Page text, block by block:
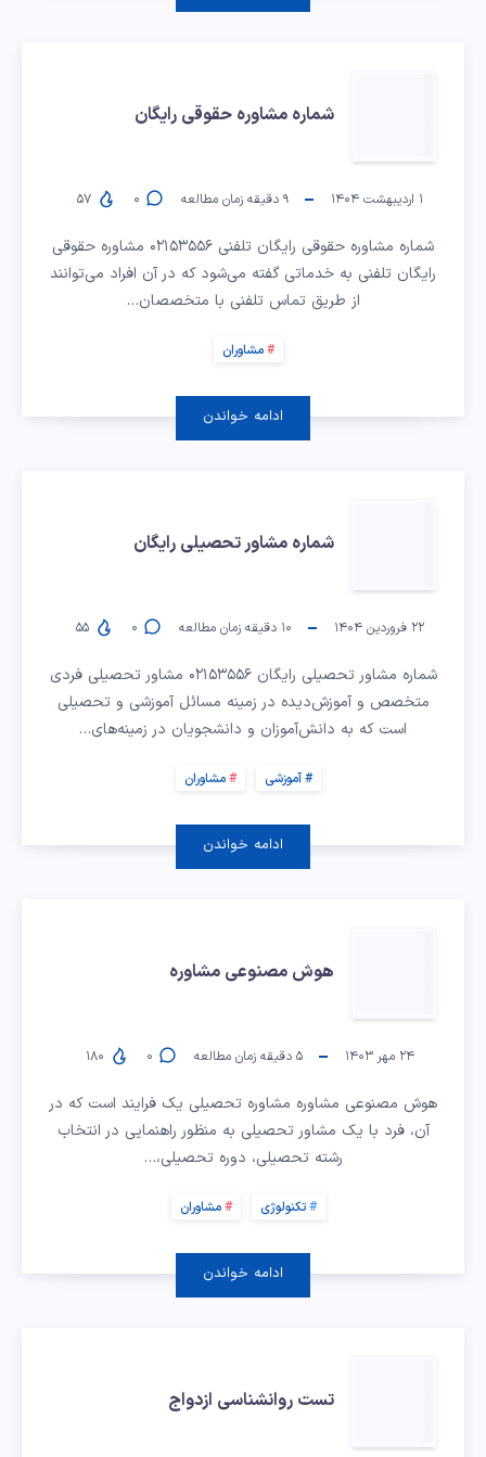
شماره
حقوقی
رایگان
شماره مشاوره حقوقی رایگان
۱ اردیبهشت ۱۴۰۴ ۹ دقیقه زمان مطالعه ۰ ۵۷
شماره مشاوره حقوقی رایگان تلفنی ۰۲۱۵۳۵۵۶ مشاوره حقوقی
رایگان تلفنی به خدماتی گفته می‌شود که در آن افراد می‌توانند
از طریق تماس تلفنی با متخصصان…
مشاوران
ادامه خواندن
شماره
تحصیلی
رایگان
شماره مشاور تحصیلی رایگان
۲۲ فروردین ۱۴۰۴ ۱۰ دقیقه زمان مطالعه ۰ ۵۵
شماره مشاور تحصیلی رایگان ۰۲۱۵۳۵۵۶ مشاور تحصیلی فردی
متخصص و آموزش‌دیده در زمینه مسائل آموزشی و تحصیلی
است که به دانش‌آموزان و دانشجویان در زمینه‌های…
آموزشی مشاوران
ادامه خواندن
هوش
مشاوره
هوش مصنوعی مشاوره
۲۴ مهر ۱۴۰۳ ۵ دقیقه زمان مطالعه ۰
هوش مصنوعی مشاوره مشاوره تحصیلی یک فرایند است که در
آن، فرد با یک مشاور تحصیلی به منظور راهنمایی در انتخاب
رشته تحصیلی، دوره تحصیلی،…
تکنولوژی مشاوران
ادامه خواندن
تست
تست روانشناسی ازدواج